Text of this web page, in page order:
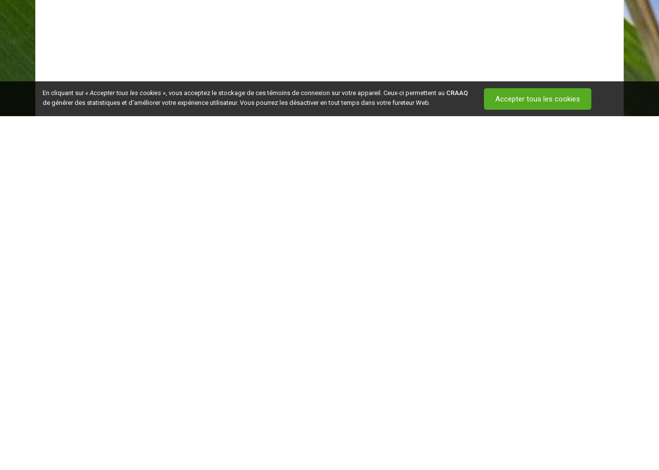
En cliquant sur« Accepter tous les cookies », vous acceptez le stockage de ces témoins de connexion sur votre appareil. Ceux-ci permettent au CRAAQ
de générer des statistiques et d'améliorer votre expérience utilisateur. Vous pourrez les désactiver en tout temps dans votre fureteur Web.
Accepter tous les cookies